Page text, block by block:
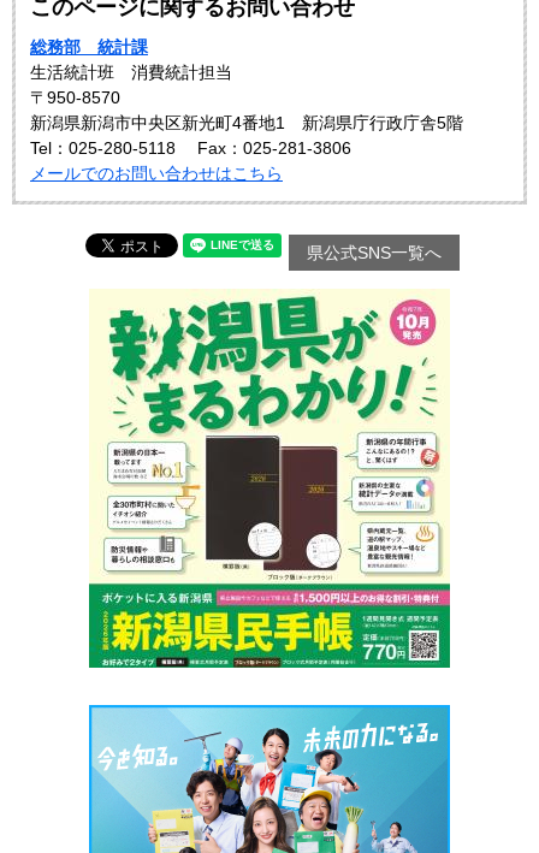
このページに関するお問い合わせ
総務部 統計課
生活統計班 消費統計担当
〒950-8570
新潟県新潟市中央区新光町4番地1 新潟県庁行政庁舎5階
Tel：025‐280‐5118
Fax：025-281-3806
メールでのお問い合わせはこちら
県公式SNS一覧へ